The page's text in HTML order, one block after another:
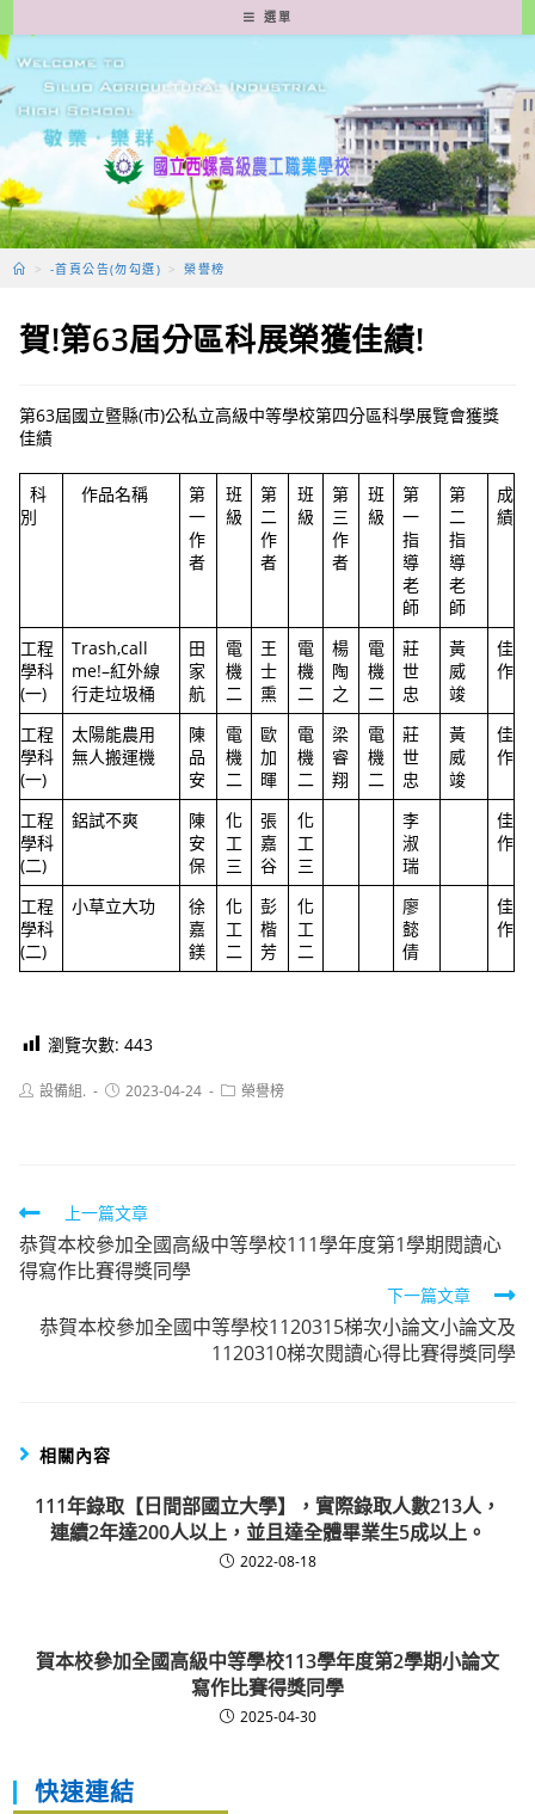
轉
至
要
容
選單
> -首頁公告(勿勾選) > 榮譽榜
賀!第63屆分區科展榮獲佳績!
第63屆國立暨縣(市)公私立高級中等學校第四分區科學展覽會獲獎
佳績
科
別
作品名稱
第
一
作
者
班
級
第
二
作
者
班
級
第
三
作
者
班
級
第
一
指
導
老
師
第
二
指
導
老
師
成
績
工程
學科
(一)
Trash,call
me!–紅外線
行走垃圾桶
田
家
航
電
機
二
王
士
熏
電
機
二
楊
陶
之
電
機
二
莊
世
忠
黃
威
竣
佳
作
工程
學科
(一)
太陽能農用
無人搬運機
陳
品
安
電
機
二
歐
加
暉
電
機
二
梁
睿
翔
電
機
二
莊
世
忠
黃
威
竣
佳
作
工程
學科
(二)
鋁試不爽
陳
安
保
化
工
三
張
嘉
谷
化
工
三
李
淑
瑞
佳
作
工程
學科
(二)
小草立大功
徐
嘉
鎂
化
工
二
彭
楷
芳
化
工
二
廖
懿
倩
佳
作
瀏覽次數: 443
Post設備組.
Post2023-04-24
Post榮譽榜
Read
more
articles
上一篇文章
恭賀本校參加全國高級中等學校111學年度第1學期閱讀心
得寫作比賽得獎同學
下一篇文章
恭賀本校參加全國中等學校1120315梯次小論文小論文及
1120310梯次閱讀心得比賽得獎同學
相關內容
111年錄取【日間部國立大學】，實際錄取人數213人，
連續2年達200人以上，並且達全體畢業生5成以上。
2022-08-18
賀本校參加全國高級中等學校113學年度第2學期小論文
寫作比賽得獎同學
2025-04-30
快速連結